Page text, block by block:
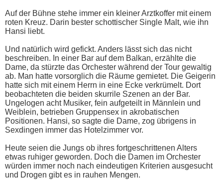
Auf der Bühne stehe immer ein kleiner Arztkoffer mit einem
roten Kreuz. Darin bester schottischer Single Malt, wie ihn
Hansi liebt.
Und natürlich wird gefickt. Anders lässt sich das nicht
beschreiben. In einer Bar auf dem Balkan, erzählte die
Dame, da stürzte das Orchester während der Tour gewaltig
ab. Man hatte vorsorglich die Räume gemietet. Die Geigerin
hatte sich mit einem Herrn in eine Ecke verkrümelt. Dort
beobachteten die beiden skurrile Szenen an der Bar.
Ungelogen acht Musiker, fein aufgeteilt in Männlein und
Weiblein, betrieben Gruppensex in akrobatischen
Positionen. Hansi, so sagte die Dame, zog übrigens in
Sexdingen immer das Hotelzimmer vor.
Heute seien die Jungs ob ihres fortgeschrittenen Alters
etwas ruhiger geworden. Doch die Damen im Orchester
würden immer noch nach eindeutigen Kriterien ausgesucht
und Drogen gibt es in rauhen Mengen.